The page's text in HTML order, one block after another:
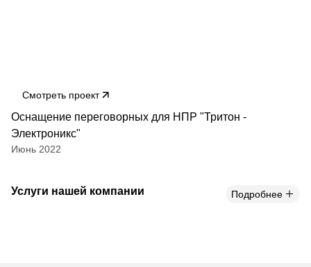
Смотреть проект
Оснащение переговорных для НПР "Тритон -
Электроникс"
Июнь 2022
Услуги нашей компании Подробнее